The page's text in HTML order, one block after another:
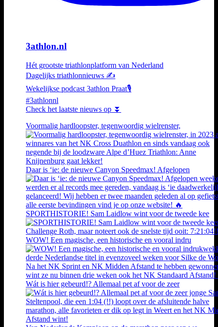
3athlon.nl
Hét grootste triathlonplatform van Nederland
Dagelijks triathlonnieuws ✍️
Wekelijkse podcast 3athlon Praat🎙️
#3athlonnl
Check het laatste nieuws op ⏬
Voormalig hardloopster, tegenwoordig wielrenster,
Daar is ‘ie: de nieuwe Canyon Speedmax! Afgelopen
SPORTHISTORIE! Sam Laidlow wint voor de tweede kee
WOW! Een magische, een historische en vooral indru
Wát is hier gebeurd!? Allemaal pet af voor de zeer